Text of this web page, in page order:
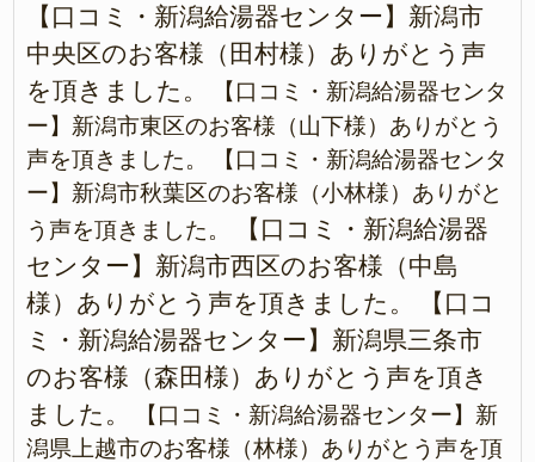
【口コミ・新潟給湯器センター】新潟市
中央区のお客様（田村様）ありがとう声
を頂きました。
【口コミ・新潟給湯器センタ
ー】新潟市東区のお客様（山下様）ありがとう
声を頂きました。
【口コミ・新潟給湯器センタ
ー】新潟市秋葉区のお客様（小林様）ありがと
う声を頂きました。
【口コミ・新潟給湯器
センター】新潟市西区のお客様（中島
様）ありがとう声を頂きました。
【口コ
ミ・新潟給湯器センター】新潟県三条市
のお客様（森田様）ありがとう声を頂き
ました。
【口コミ・新潟給湯器センター】新
潟県上越市のお客様（林様）ありがとう声を頂